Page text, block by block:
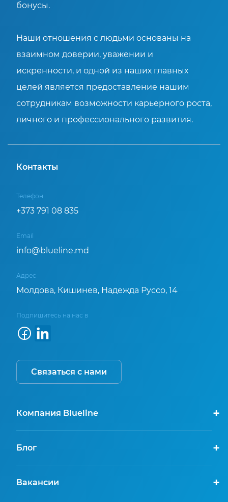
бонусы.
Наши отношения с людьми основаны на
взаимном доверии, уважении и
искренности, и одной из наших главных
целей является предоставление нашим
сотрудникам возможности карьерного роста,
личного и профессионального развития.
Контакты
Телефон
+373 791 08 835
Email
info@blueline.md
Адрес
Молдова, Кишинев, Надежда Руссо, 14
Подпишитесь на нас в
Связаться с нами
Компания Blueline
Блог
Вакансии